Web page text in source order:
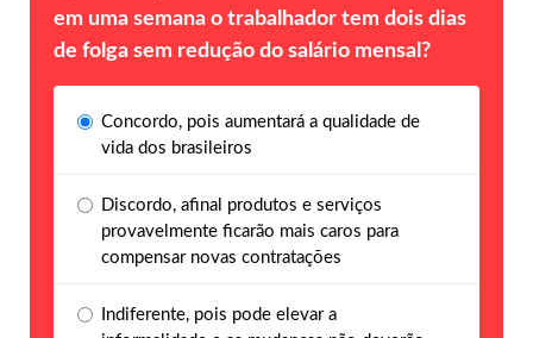
em uma semana o trabalhador tem dois dias
de folga sem redução do salário mensal?
Concordo, pois aumentará a qualidade de
vida dos brasileiros
Discordo, afinal produtos e serviços
provavelmente ficarão mais caros para
compensar novas contratações
Indiferente, pois pode elevar a